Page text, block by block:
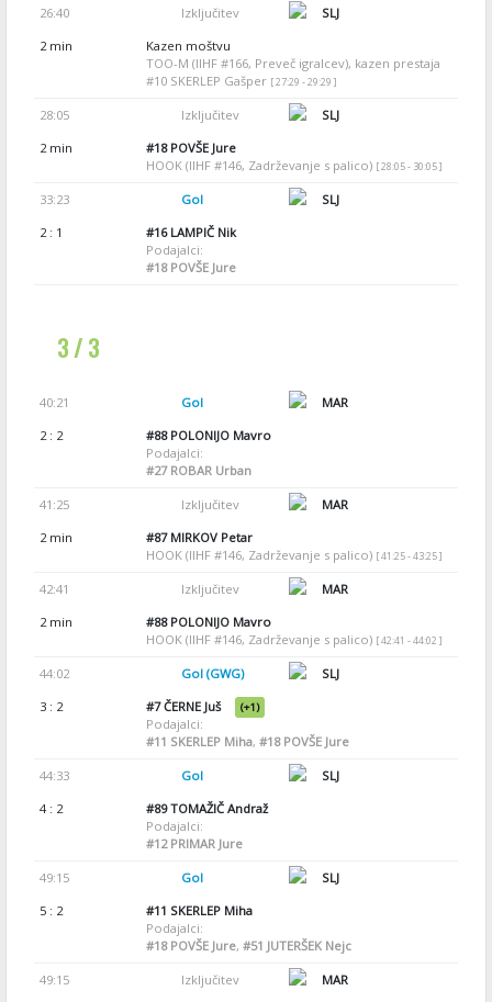
26:40 Izključitev
SLJ
2 min
Kazen moštvu
TOO-M (IIHF #166, Preveč igralcev), kazen prestaja
#10 SKERLEP Gašper [ 27:29 - 29:29 ]
28:05 Izključitev
SLJ
2 min
#18POVŠE Jure
HOOK (IIHF #146, Zadrževanje s palico) [ 28:05 - 30:05 ]
33:23 Gol
SLJ
2 : 1
#16LAMPIČ Nik
Podajalci:
#18POVŠE Jure
3 / 3
40:21 Gol
MAR
2 : 2
#88POLONIJO Mavro
Podajalci:
#27ROBAR Urban
41:25 Izključitev
MAR
2 min
#87MIRKOV Petar
HOOK (IIHF #146, Zadrževanje s palico) [ 41:25 - 43:25 ]
42:41 Izključitev
MAR
2 min
#88POLONIJO Mavro
HOOK (IIHF #146, Zadrževanje s palico) [ 42:41 - 44:02 ]
44:02 Gol (GWG)
SLJ
3 : 2
#7ČERNE Juš (+1)
Podajalci:
#11 SKERLEP Miha, #18POVŠE Jure
44:33 Gol
SLJ
4 : 2
#89TOMAŽIČ Andraž
Podajalci:
#12PRIMAR Jure
49:15 Gol
SLJ
5 : 2
#11 SKERLEP Miha
Podajalci:
#18POVŠE Jure, #51 JUTERŠEK Nejc
49:15 Izključitev
MAR